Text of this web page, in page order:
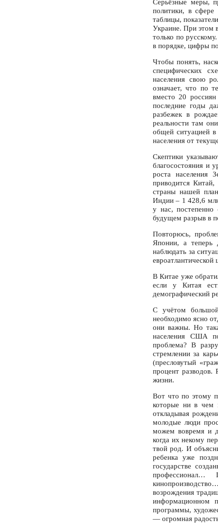
Серьёзные меры,
политики, в
таблицы,
Украине. При этом
только по
в порядке, цифры
Чтобы понять,
специфических
населения свою
означает, что по
вместо 20
последние годы
разбежек в
реальности там
общей ситуацией
населения от
Скептики
благосостояния и
роста населения
приводится Китай,
страны нашей
Индии – 1 428,6
у нас, постепенно
будущем разрыв в
Повторюсь,
Японии, а теперь
наблюдать за
евроатлантической
В Китае уже
если у Китая
демографический
С учётом
необходимо ясно
они важны. Но
населения США
проблема? В
стремлении за
(пресловутый
процент разводов.
жизни.
Вот что по этому
которые ни в чем
откладывая
молодые люди
можем вовремя и
когда их некому
твой род. И
ребенка уже
государстве
возрождения
информационном
программы,
— огромная